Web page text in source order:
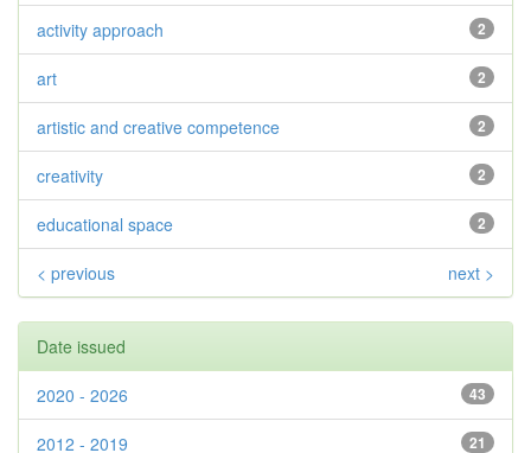
2
activity approach
2
art
2
artistic and creative competence
2
creativity
2
educational space
< previous next >
Date issued
43
2020 - 2026
21
2012 - 2019